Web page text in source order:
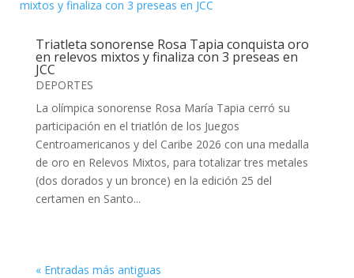
Triatleta sonorense Rosa Tapia conquista oro
en relevos mixtos y finaliza con 3 preseas en
JCC
DEPORTES
La olímpica sonorense Rosa María Tapia cerró su
participación en el triatlón de los Juegos
Centroamericanos y del Caribe 2026 con una medalla
de oro en Relevos Mixtos, para totalizar tres metales
(dos dorados y un bronce) en la edición 25 del
certamen en Santo...
« Entradas más antiguas